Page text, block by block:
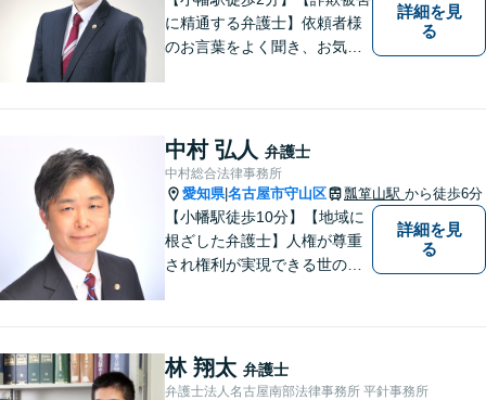
に精通する弁護士】依頼者様
のお言葉をよく聞き、お気持
お気軽にご相談ください。
【土日・祝日も予約で対応
可】
詳細を見
る
中村 弘人 弁護士
中村総合法律事務所
愛知県|名古屋市守山区 瓢箪山駅 から徒歩6分
【小幡駅徒歩10分】【地域に
根ざした弁護士】人権が尊重
され権利が実現できる世の中
故など、幅広く対応可能。
【夜間／休日対応可能】お悩
詳細を見
る
林 翔太 弁護士
弁護士法人名古屋南部法律事務所 平針事務所